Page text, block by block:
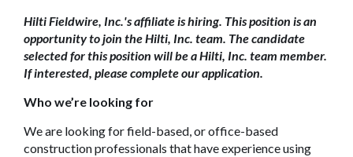
Hilti Fieldwire, Inc.'s affiliate is hiring. This position is an
opportunity to join the Hilti, Inc. team. The candidate
selected for this position will be a Hilti, Inc. team member.
If interested, please complete our application.
Who we’re looking for
We are looking for field-based, or office-based
construction professionals that have experience using